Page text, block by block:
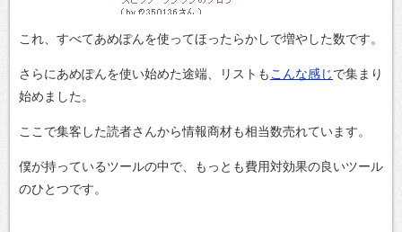
これ、すべてあめぽんを使ってほったらかしで増やした数です。
さらにあめぽんを使い始めた途端、リストも こんな感じで集まり
始めました。
ここで集客した読者さんから情報商材も相当数売れています。
僕が持っているツールの中で、もっとも費用対効果の良いツール
のひとつです。